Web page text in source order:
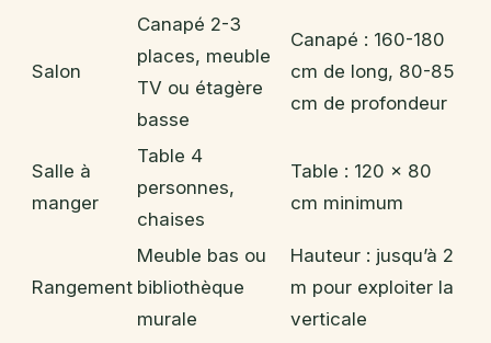
Salon
Canapé 2-3
places, meuble
TV ou étagère
basse
Canapé : 160-180
cm de long, 80-85
cm de profondeur
Salle à
manger
Table 4
personnes,
chaises
Table : 120 x 80
cm minimum
Rangement
Meuble bas ou
bibliothèque
murale
Hauteur : jusqu’à 2
m pour exploiter la
verticale